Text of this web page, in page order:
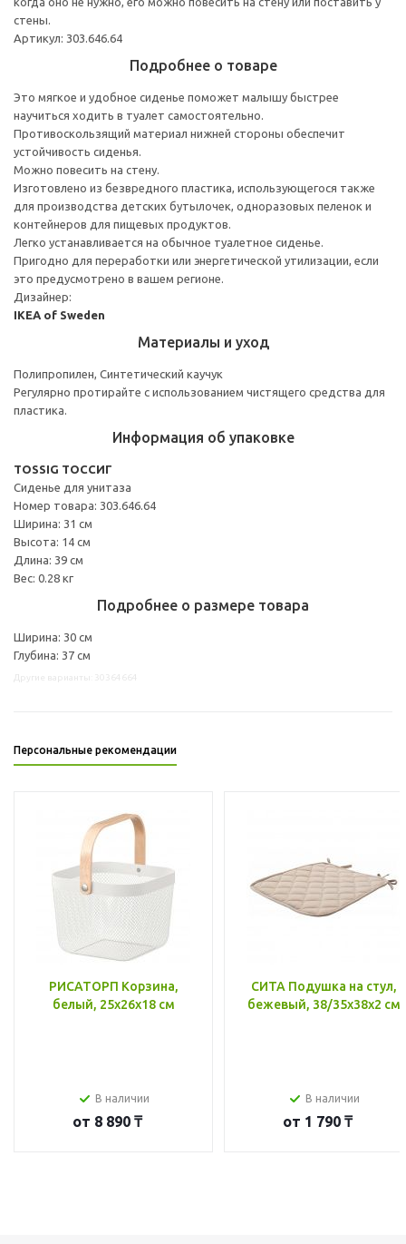
стены.
Артикул: 303.646.64
Подробнее о товаре
Это мягкое и удобное сиденье поможет малышу быстрее
научиться ходить в туалет самостоятельно.
Противоскользящий материал нижней стороны обеспечит
устойчивость сиденья.
Можно повесить на стену.
Изготовлено из безвредного пластика, использующегося также
для производства детских бутылочек, одноразовых пеленок и
контейнеров для пищевых продуктов.
Легко устанавливается на обычное туалетное сиденье.
Пригодно для переработки или энергетической утилизации, если
это предусмотрено в вашем регионе.
Дизайнер:
IKEA of Sweden
Материалы и уход
Полипропилен, Синтетический каучук
Регулярно протирайте с использованием чистящего средства для
пластика.
Информация об упаковке
TOSSIG ТОССИГ
Сиденье для унитаза
Номер товара: 303.646.64
Ширина: 31 см
Высота: 14 см
Длина: 39 см
Вес: 0.28 кг
Подробнее о размере товара
Ширина: 30 см
Глубина: 37 см
Персональные рекомендации
РИСАТОРП Корзина,
белый, 25x26x18 см
В наличии
от 8 890 ₸
СИТА Подушка на стул,
бежевый, 38/35x38x2 см
В наличии
от 1 790 ₸